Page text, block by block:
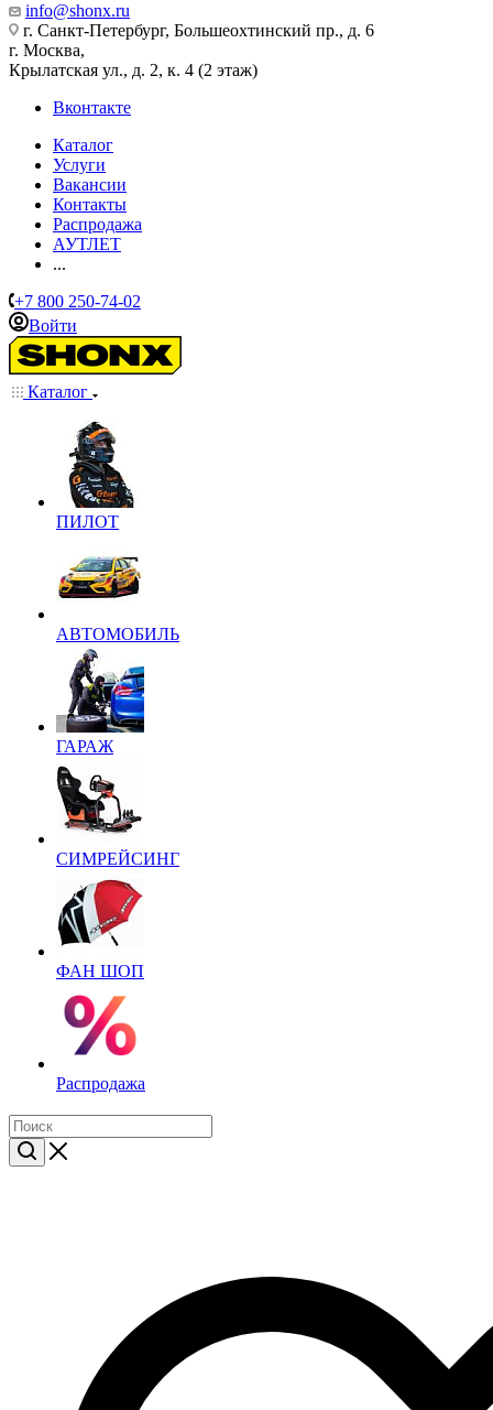
info@shonx.ru
г. Санкт-Петербург, Большеохтинский пр., д. 6
г. Москва,
Крылатская ул., д. 2, к. 4 (2 этаж)
Вконтакте
Каталог
Услуги
Вакансии
Контакты
Распродажа
АУТЛЕТ
...
+7 800 250-74-02
Войти
Каталог
ПИЛОТ
АВТОМОБИЛЬ
ГАРАЖ
СИМРЕЙСИНГ
ФАН ШОП
Распродажа